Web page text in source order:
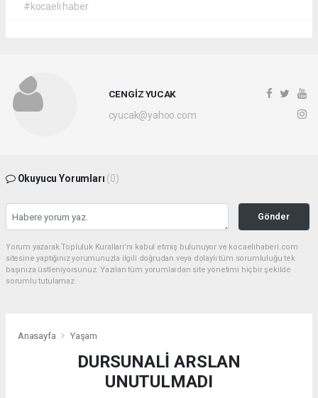
#kocaeli haber
CENGİZ YUCAK
cyucak@yahoo.com
Okuyucu Yorumları (0)
Gönder
Yorum yazarak Topluluk Kuralları’nı kabul etmiş bulunuyor ve kocaelihaberi.com
sitesine yaptığınız yorumunuzla ilgili doğrudan veya dolaylı tüm sorumluluğu tek
başınıza üstleniyorsunuz. Yazılan tüm yorumlardan site yönetimi hiçbir şekilde
sorumlu tutulamaz.
Anasayfa Yaşam
DURSUNALİ ARSLAN
UNUTULMADI